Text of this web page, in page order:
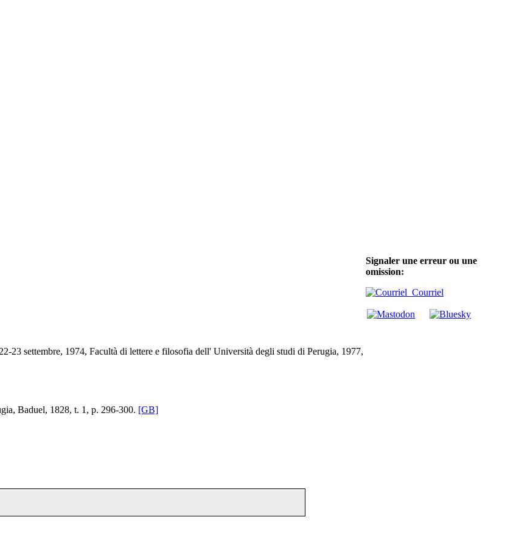
settembre, 1974, Facultà di lettere e filosofia dell' Università degli studi di Perugia, 1977,
Baduel, 1828, t. 1, p. 296-300. [GB]
Signaler une erreur ou une
omission:
Courriel